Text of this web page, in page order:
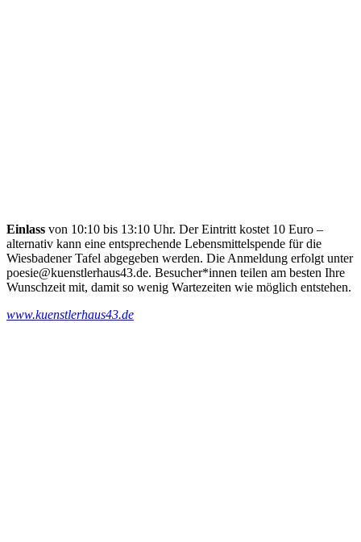
Einlass von 10:10 bis 13:10 Uhr. Der Eintritt kostet 10 Euro –
alternativ kann eine entsprechende Lebensmittelspende für die
Wiesbadener Tafel abgegeben werden. Die Anmeldung erfolgt unter
poesie@kuenstlerhaus43.de. Besucher*innen teilen am besten Ihre
Wunschzeit mit, damit so wenig Wartezeiten wie möglich entstehen.
www.kuenstlerhaus43.de